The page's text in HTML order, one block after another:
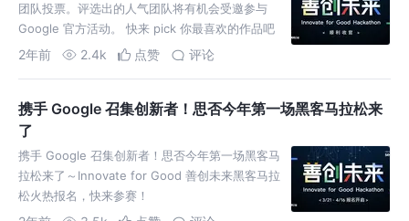
团队投票。评选出的人气团队将有机会受邀参与
Google 官方活动。 快来 pick 你最喜欢的作品吧
～
2年前 2.4k 点赞 评论
携手 Google 召集创新者！思否今年第一场黑客马拉松来
了
携手 Google 召集创新者！思否今年第一场黑客马
拉松来了～Innovate for Good 善创未来黑客马拉
松火热报名，快来参赛！